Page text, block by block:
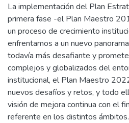
La implementación del Plan
primera fase -el Plan Maestro
un proceso de crecimiento
enfrentamos a un nuevo
todavía más desafiante y
complejos y globalizados del
institucional, el Plan Maestro
nuevos desafíos y retos, y todo
visión de mejora continua con el
referente en los distintos ámbitos.